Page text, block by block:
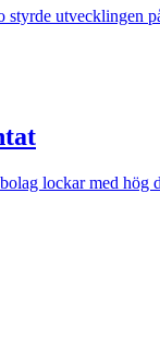
utvecklingen
lockar med hög